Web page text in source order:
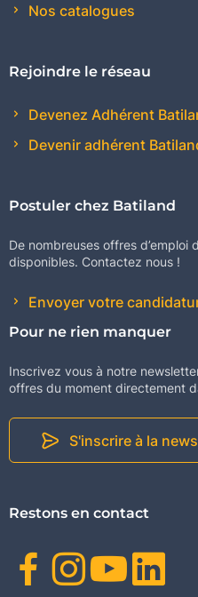
Nos catalogues
Rejoindre le réseau
Devenez Adhérent
Devenir adhérent
Postuler chez Batiland
De nombreuses offres d’emploi
disponibles. Contactez nous !
Envoyer votre
Pour ne rien manquer
Inscrivez vous à notre
offres du moment directement
S'inscrire à la
Restons en contact